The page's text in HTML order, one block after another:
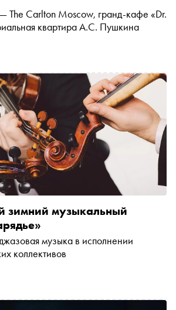
The Carlton Moscow, гранд-кафе «Dr.
квартира А.С. Пушкина
зимний музыкальный
музыка в исполнении
коллективов